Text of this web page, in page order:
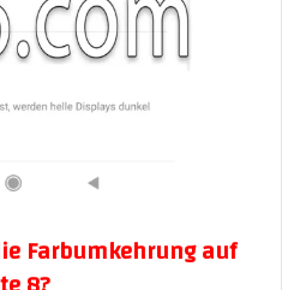
Farbumkehrung auf